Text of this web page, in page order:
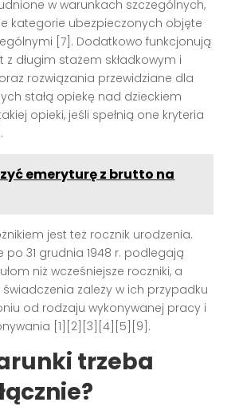
w warunkach szczególnych,
kategorie ubezpieczonych objęte
[7]. Dodatkowo funkcjonują
z długim stażem składkowym i
rozwiązania przewidziane dla
stałą opiekę nad dzieckiem
opieki, jeśli spełnią one kryteria
emeryturę z brutto na
jest też rocznik urodzenia.
31 grudnia 1948 r. podlegają
niż wcześniejsze roczniki, a
zależy w ich przypadku
od rodzaju wykonywanej pracy i
[1][2][3][4][5][9].
trzeba